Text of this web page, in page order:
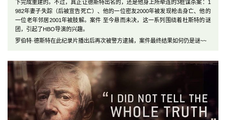
下完成重建的。不过，真正让德斯特出名的，还是他身上所牵连的3桩谋杀案：1
982年妻子失踪（后被宣告死亡）、他的一位密友2000年被发现枪击身亡、他的
一位老年邻居2001年被肢解。案件 至今悬而未决，这一系列围绕着杜斯特的谜
团，引起了HBO导演的兴趣。
罗伯特·德斯特在此纪录片播出后再次被警方逮捕，案件最终结果如何仍是谜~~